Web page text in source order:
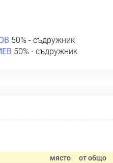
50% - съдружник
50% - съдружник
място от общо